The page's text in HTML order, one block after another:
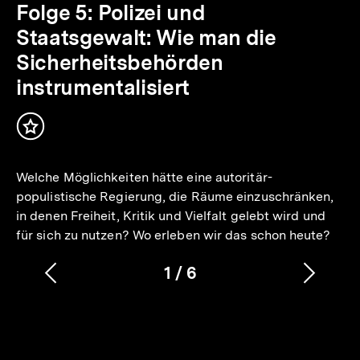
Folge 5: Polizei und
Staatsgewalt: Wie man die
Sicherheitsbehörden
instrumentalisiert
Inhalt
Welche Möglichkeiten hätte eine autoritär-
populistische Regierung, die Räume einzuschränken,
in denen Freiheit, Kritik und Vielfalt gelebt wird und
für sich zu nutzen? Wo erleben wir das schon heute?
Karussellinhalt
1
von
/ 6
Vorherigen